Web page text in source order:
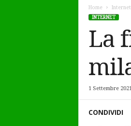
Home Internet
INTERNET
La
1 Settembre
CONDIVIDI